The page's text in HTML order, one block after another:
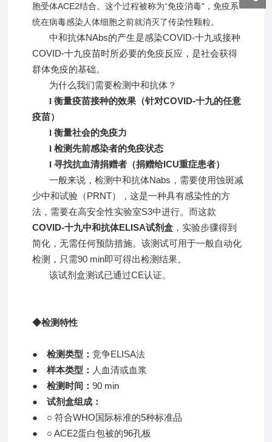
胞受体ACE2结合。这个过程被称为“免疫消毒"，免疫系
统在病毒感染人体细胞之前就消灭了传染性颗粒。
中和抗体NAbs的产生是感染COVID-十九或接种
COVID-十九疫苗时所必要的免疫反应，是社会获得
群体免疫的基础。
为什么我们需要检测中和抗体？
l 衡量疫苗接种的效果（针对COVID-十九的任意
疫苗）
l 衡量社会的免疫力
l 检测先前感染者的免疫状态
l 寻找抗血清捐赠者（捐赠给ICU重症患者）
一般来说，检测中和抗体Nabs，需要使用蚀斑减
少中和试验（PRNT），这是一种具有感染性的方
法，需要在高安全性实验室S3中进行。而这款
COVID-十九中和抗体ELISA试剂盒 ，实验步骤得到
简化，无需任何预防措施。该测试可用于一般自动化
检测，只需90 min即可得出检测结果。
该试剂盒测试已通过CE认证。
◆检测特性
● 检测类型：竞争ELISA法
●样本类型： 人血清或血浆
●检测时间：90 min
●试剂盒组成：
● ○ 符合WHO国际标准的5种标准品
● ○ ACE2蛋白包被的96孔板